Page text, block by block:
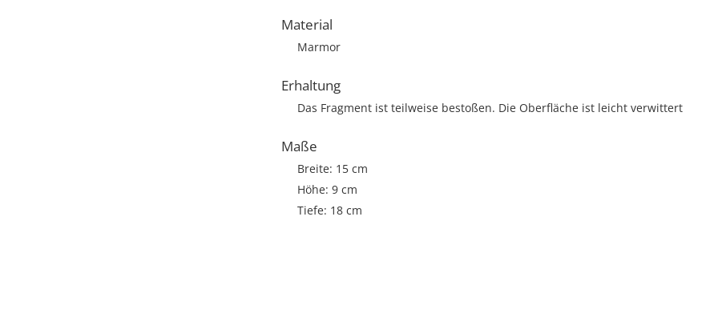
Material
Marmor
Erhaltung
Das Fragment ist teilweise bestoßen. Die Oberfläche ist leicht verwittert
Maße
Breite: 15 cm
Höhe: 9 cm
Tiefe: 18 cm